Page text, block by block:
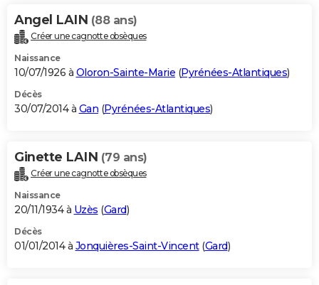
Angel LAIN (88 ans)
Créer une cagnotte obsèques
Naissance
10/07/1926 à Oloron-Sainte-Marie (Pyrénées-Atlantiques)
Décès
30/07/2014 à Gan (Pyrénées-Atlantiques)
Ginette LAIN (79 ans)
Créer une cagnotte obsèques
Naissance
20/11/1934 à Uzès (Gard)
Décès
01/01/2014 à Jonquières-Saint-Vincent(Gard)